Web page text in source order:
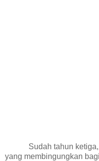
Sudah tahun
yang membingungkan